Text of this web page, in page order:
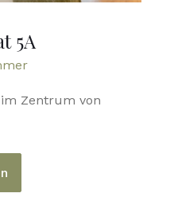
5A
Zentrum von